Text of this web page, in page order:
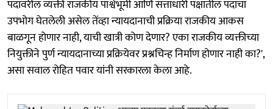
पदावरील व्यक्ती राजकीय पार्श्वभूमी आणि सत्ताधारी पक्षातील पदाचा
उपभोग घेतलेली असेल तेंव्हा न्यायदानाची प्रक्रिया राजकीय आकस
बाळगून होणार नाही, याची खात्री कोण देणार? एका राजकीय व्यक्तीच्या
नियुक्तीने पुर्ण न्यायदानाच्या प्रक्रियेवर प्रश्नचिन्ह निर्माण होणार नाही का?',
असा सवाल रोहित पवार यांनी सरकारला केला आहे.